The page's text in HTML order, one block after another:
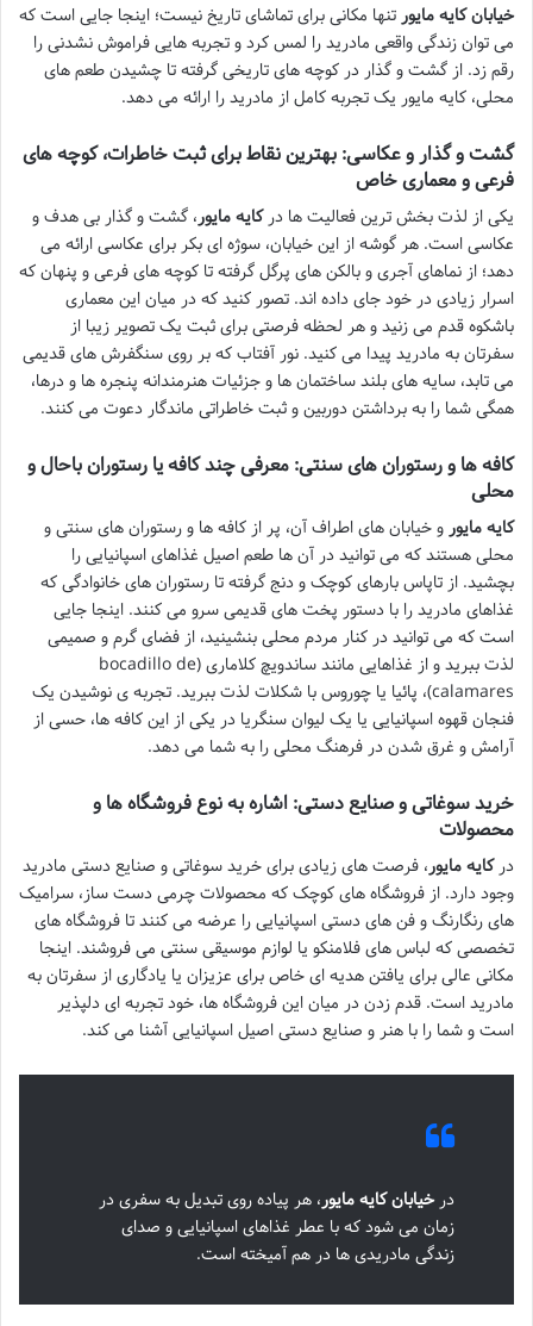
خیابان کایه مایور تنها مکانی برای تماشای تاریخ نیست؛ اینجا جایی است که
می توان زندگی واقعی مادرید را لمس کرد و تجربه هایی فراموش نشدنی را
رقم زد. از گشت و گذار در کوچه های تاریخی گرفته تا چشیدن طعم های
محلی، کایه مایور یک تجربه کامل از مادرید را ارائه می دهد.
گشت و گذار و عکاسی: بهترین نقاط برای ثبت خاطرات، کوچه های
فرعی و معماری خاص
یکی از لذت بخش ترین فعالیت ها درکایه مایور، گشت و گذار بی هدف و
عکاسی است. هر گوشه از این خیابان، سوژه ای بکر برای عکاسی ارائه می
دهد؛ از نماهای آجری و بالکن های پرگل گرفته تا کوچه های فرعی و پنهان که
اسرار زیادی در خود جای داده اند. تصور کنید که در میان این معماری
باشکوه قدم می زنید و هر لحظه فرصتی برای ثبت یک تصویر زیبا از
سفرتان به مادرید پیدا می کنید. نور آفتاب که بر روی سنگفرش های قدیمی
می تابد، سایه های بلند ساختمان ها و جزئیات هنرمندانه پنجره ها و درها،
همگی شما را به برداشتن دوربین و ثبت خاطراتی ماندگار دعوت می کنند.
کافه ها و رستوران های سنتی: معرفی چند کافه یا رستوران باحال و
محلی
کایه مایور و خیابان های اطراف آن، پر از کافه ها و رستوران های سنتی و
محلی هستند که می توانید در آن ها طعم اصیل غذاهای اسپانیایی را
بچشید. از تاپاس بارهای کوچک و دنج گرفته تا رستوران های خانوادگی که
غذاهای مادرید را با دستور پخت های قدیمی سرو می کنند. اینجا جایی
است که می توانید در کنار مردم محلی بنشینید، از فضای گرم و صمیمی
لذت ببرید و از غذاهایی مانند ساندویچ کلاماری (bocadillo de
calamares)، پائیا یا چوروس با شکلات لذت ببرید. تجربه ی نوشیدن یک
فنجان قهوه اسپانیایی یا یک لیوان سنگریا در یکی از این کافه ها، حسی از
آرامش و غرق شدن در فرهنگ محلی را به شما می دهد.
خرید سوغاتی و صنایع دستی: اشاره به نوع فروشگاه ها و
محصولات
درکایه مایور، فرصت های زیادی برای خرید سوغاتی و صنایع دستی مادرید
وجود دارد. از فروشگاه های کوچک که محصولات چرمی دست ساز، سرامیک
های رنگارنگ و فن های دستی اسپانیایی را عرضه می کنند تا فروشگاه های
تخصصی که لباس های فلامنکو یا لوازم موسیقی سنتی می فروشند. اینجا
مکانی عالی برای یافتن هدیه ای خاص برای عزیزان یا یادگاری از سفرتان به
مادرید است. قدم زدن در میان این فروشگاه ها، خود تجربه ای دلپذیر
است و شما را با هنر و صنایع دستی اصیل اسپانیایی آشنا می کند.
درخیابان کایه مایور، هر پیاده روی تبدیل به سفری در
زمان می شود که با عطر غذاهای اسپانیایی و صدای
زندگی مادریدی ها در هم آمیخته است.